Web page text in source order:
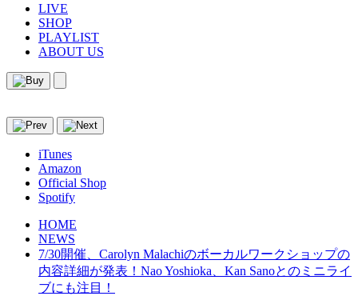
LIVE
SHOP
PLAYLIST
ABOUT US
iTunes
Amazon
Official Shop
Spotify
HOME
NEWS
7/30開催、Carolyn Malachiのボーカルワークショップの
内容詳細が発表！Nao Yoshioka、Kan Sanoとのミニライ
ブにも注目！